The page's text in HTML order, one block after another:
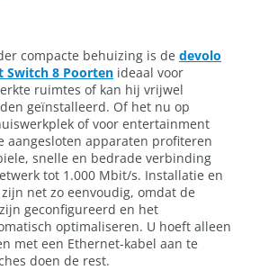
compacte behuizing is de devolo
Switch 8 Poorten ideaal voor
ruimtes of kan hij vrijwel
geïnstalleerd. Of het nu op
of voor entertainment
aangesloten apparaten profiteren
snelle en bedrade verbinding
tot 1.000 Mbit/s. Installatie en
net zo eenvoudig, omdat de
geconfigureerd en het
optimaliseren. U hoeft alleen
met een Ethernet-kabel aan te
doen de rest.